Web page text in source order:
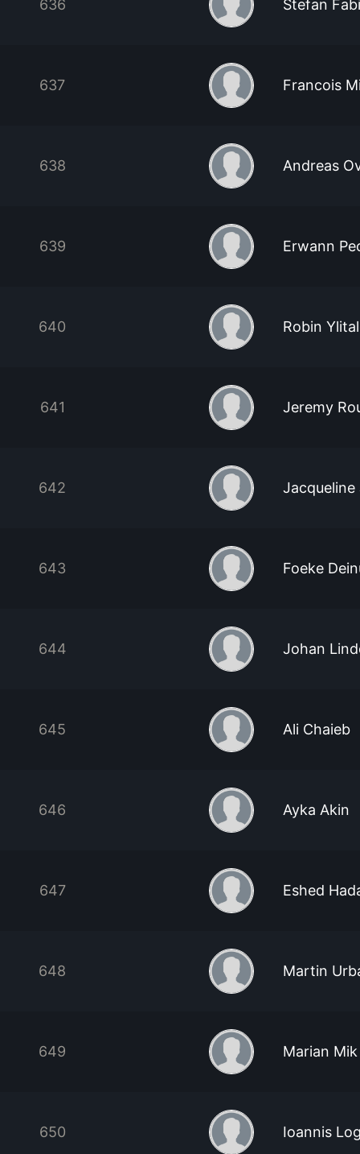
636 Stefan
637 Francois
638 Andreas
639 Erwann
640 Robin
641 Jeremy
642 Jacqueline
643 Foeke
644 Johan
645 Ali Chaieb
646 Ayka Akin
647 Eshed
648 Martin
649 Marian Mik
650 Ioannis